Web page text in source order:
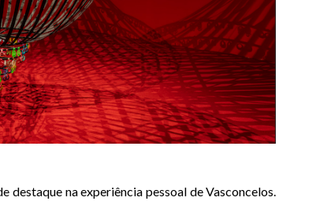
na experiência pessoal de Vasconcelos.